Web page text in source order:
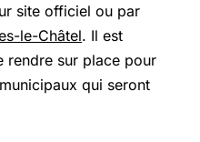
site officiel ou par
le-Châtel. Il est
rendre sur place pour
qui seront